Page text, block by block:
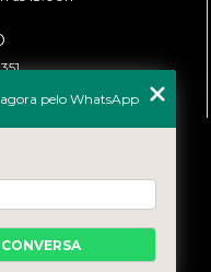
agora pelo WhatsApp